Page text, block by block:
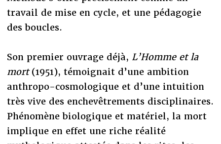
travail de mise en cycle, et une pédagogie
des boucles.
Son premier ouvrage déjà, L’Homme et la
mort(1951), témoignait d’une ambition
anthropo-cosmologique et d’une intuition
très vive des enchevêtrements disciplinaires.
Phénomène biologique et matériel, la mort
implique en effet une riche réalité